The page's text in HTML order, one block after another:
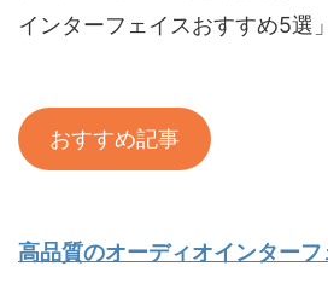
インターフェイスおすすめ5選
おすすめ記事
高品質のオーディオインター